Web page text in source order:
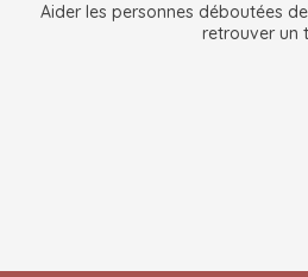
Aider les personnes déboutées
retrouver un